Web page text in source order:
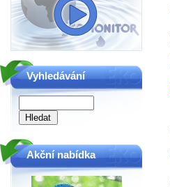
Vyhledávání
Akční nabídka